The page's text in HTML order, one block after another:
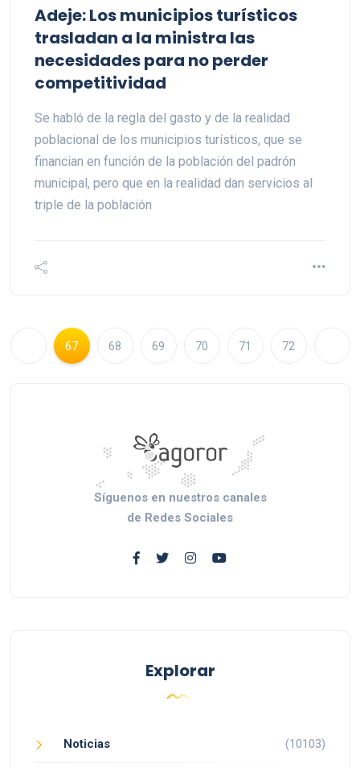
Adeje: Los municipios turísticos
trasladan a la ministra las
necesidades para no perder
competitividad
Se habló de la regla del gasto y de la realidad
poblacional de los municipios turísticos, que se
financian en función de la población del padrón
municipal, pero que en la realidad dan servicios al
triple de la población
67 68 69 70 71 72
Síguenos en nuestros canales
de Redes Sociales
Explorar
Noticias (10103)